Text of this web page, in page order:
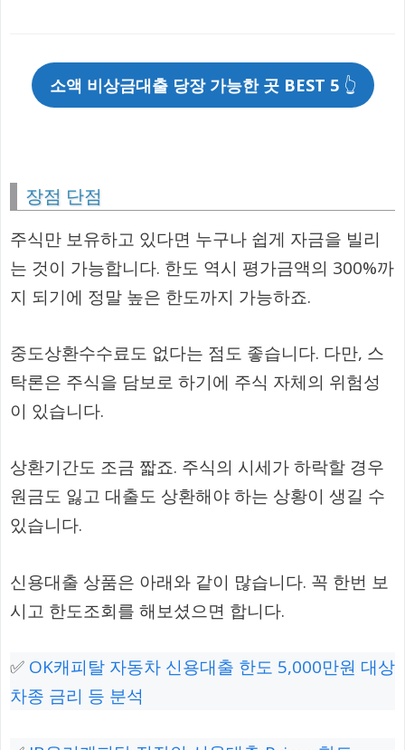
소액 비상금대출 당장 가능한 곳 BEST 5 👆
장점 단점
주식만 보유하고 있다면 누구나 쉽게 자금을 빌리
는 것이 가능합니다. 한도 역시 평가금액의 300%까
지 되기에 정말 높은 한도까지 가능하죠.
중도상환수수료도 없다는 점도 좋습니다. 다만, 스
탁론은 주식을 담보로 하기에 주식 자체의 위험성
이 있습니다.
상환기간도 조금 짧죠. 주식의 시세가 하락할 경우
원금도 잃고 대출도 상환해야 하는 상황이 생길 수
있습니다.
신용대출 상품은 아래와 같이 많습니다. 꼭 한번 보
시고 한도조회를 해보셨으면 합니다.
✅ OK캐피탈 자동차 신용대출 한도 5,000만원 대상
차종 금리 등 분석